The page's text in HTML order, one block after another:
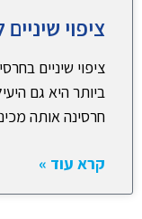
ציפוי שיניים
ציפוי שיניים
ביותר היא גם
חרסינה אותה
קרא עוד »